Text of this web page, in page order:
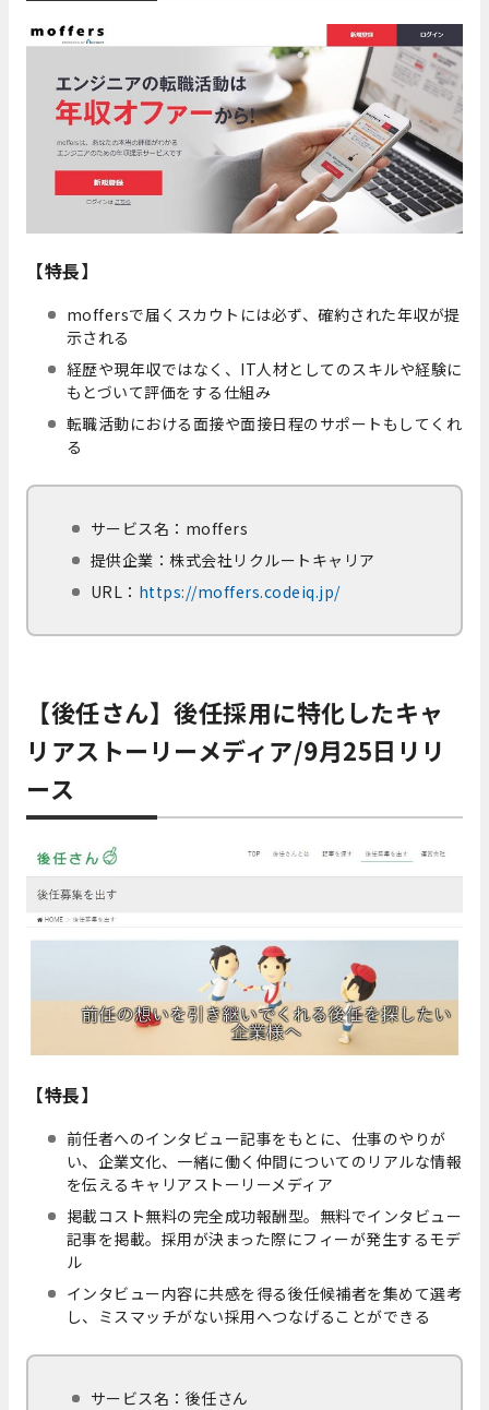
【特長】
moffersで届くスカウトには必ず、確約された年収が提
示される
経歴や現年収ではなく、IT人材としてのスキルや経験に
もとづいて評価をする仕組み
転職活動における面接や面接日程のサポートもしてくれ
る
サービス名：moffers
提供企業：株式会社リクルートキャリア
URL： https://moffers.codeiq.jp/
【後任さん】後任採用に特化したキャ
リアストーリーメディア/9月25日リリ
ース
【特長】
前任者へのインタビュー記事をもとに、仕事のやりが
い、企業文化、一緒に働く仲間についてのリアルな情報
を伝えるキャリアストーリーメディア
掲載コスト無料の完全成功報酬型。無料でインタビュー
記事を掲載。採用が決まった際にフィーが発生するモデ
ル
インタビュー内容に共感を得る後任候補者を集めて選考
し、ミスマッチがない採用へつなげることができる
サービス名：後任さん